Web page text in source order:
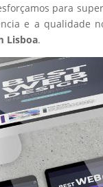
para
e a qualidade
Lisboa.